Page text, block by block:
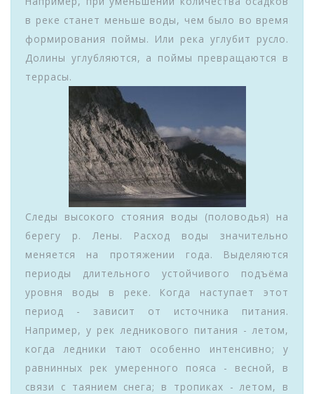
в реке станет меньше воды, чем было во время
формирования поймы. Или река углубит русло.
Долины углубляются, а поймы превращаются в
террасы.
Следы высокого стояния воды (половодья) на
берегу р. Лены. Расход воды значительно
меняется на протяжении года. Выделяются
периоды длительного устойчивого подъёма
уровня воды в реке. Когда наступает этот
период - зависит от источника питания.
Например, у рек ледникового питания - летом,
когда ледники тают особенно интенсивно; у
равнинных рек умеренного пояса - весной, в
связи с таянием снега; в тропиках - летом, в